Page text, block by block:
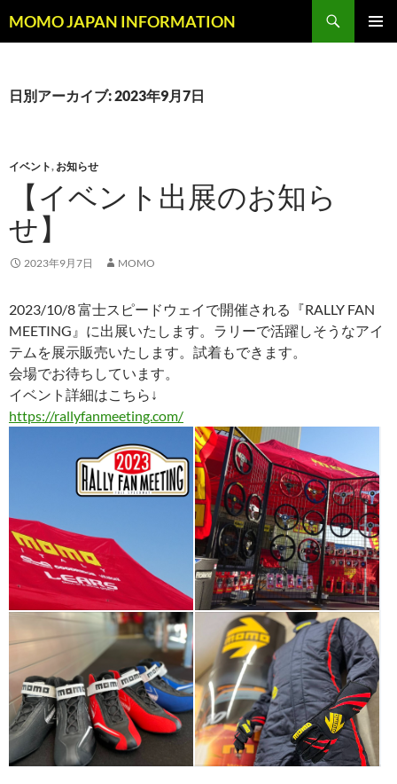
ン
ツ
MOMO JAPAN INFORMATION
索
日別アーカイブ: 2023年9月7日
イベント, お知らせ
【イベント出展のお知ら
せ】
2023年9月7日 MOMO
2023/10/8 富士スピードウェイで開催される『RALLY FAN
MEETING』に出展いたします。ラリーで活躍しそうなアイ
テムを展示販売いたします。試着もできます。
会場でお待ちしています。
イベント詳細はこちら↓
https://rallyfanmeeting.com/